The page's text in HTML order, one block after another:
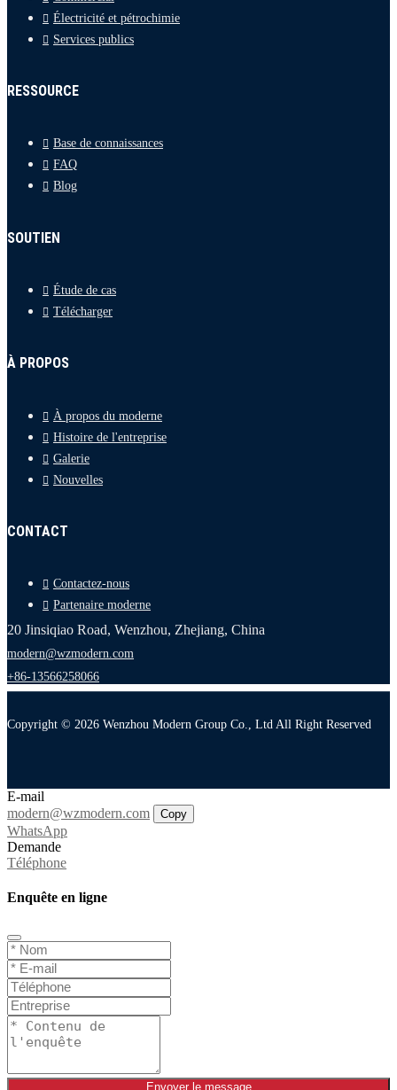
Électricité et pétrochimie
Services publics
RESSOURCE
Base de connaissances
FAQ
Blog
SOUTIEN
Étude de cas
Télécharger
À PROPOS
À propos du moderne
Histoire de l'entreprise
Galerie
Nouvelles
CONTACT
Contactez-nous
Partenaire moderne
20 Jinsiqiao Road, Wenzhou, Zhejiang, China
modern@wzmodern.com
+86-13566258066
Copyright © 2026 Wenzhou Modern Group Co., Ltd All Right Reserved
E-mail
modern@wzmodern.com
Copy
WhatsApp
Demande
Téléphone
Enquête en ligne
Envoyer le message